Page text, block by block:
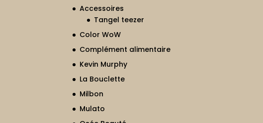
Accessoires
Tangel teezer
Color WoW
Complément alimentaire
Kevin Murphy
La Bouclette
Milbon
Mulato